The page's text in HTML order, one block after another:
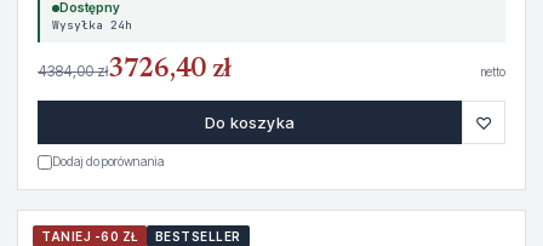
Dostępny
Wysyłka 24h
4384,00 zł3726,40 zł netto
Do koszyka ♡
Dodaj do porównania
TANIEJ -60 ZŁ BESTSELLER